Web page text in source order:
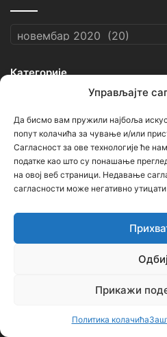
Управљајте
Да бисмо вам пружили најбоља
попут колачића за чување и/или
Сагласност за ове технологије ће
податке као што су понашање
на овој веб страници. Недавање
сагласности може негативно
Одбиј
Прикажи
Политика колачића
Категорије
Кључне речи
Ђорђе Бојанић Васкрс